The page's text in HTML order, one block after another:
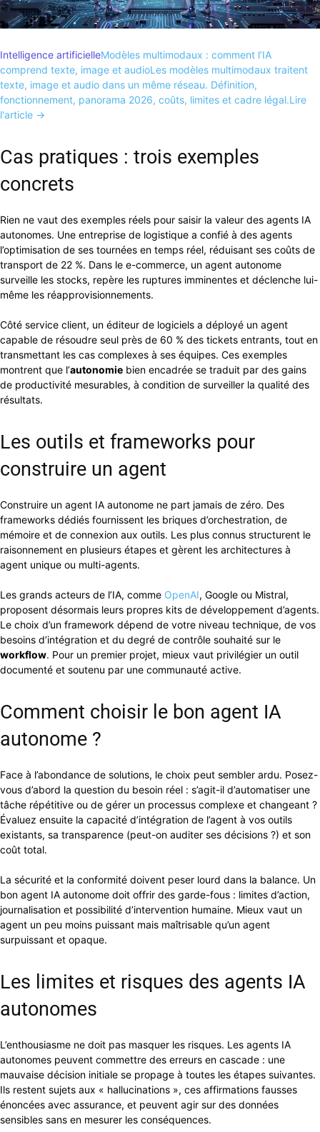
Intelligence artificielleModèles multimodaux : comment l’IA
comprend texte, image et audioLes modèles multimodaux traitent
texte, image et audio dans un même réseau. Définition,
fonctionnement, panorama 2026, coûts, limites et cadre légal.Lire
l'article →
Cas pratiques : trois exemples
concrets
Rien ne vaut des exemples réels pour saisir la valeur des agents IA
autonomes. Une entreprise de logistique a confié à des agents
l’optimisation de ses tournées en temps réel, réduisant ses coûts de
transport de 22 %. Dans le e-commerce, un agent autonome
surveille les stocks, repère les ruptures imminentes et déclenche lui-
même les réapprovisionnements.
Côté service client, un éditeur de logiciels a déployé un agent
capable de résoudre seul près de 60 % des tickets entrants, tout en
transmettant les cas complexes à ses équipes. Ces exemples
montrent que l’autonomie bien encadrée se traduit par des gains
de productivité mesurables, à condition de surveiller la qualité des
résultats.
Les outils et frameworks pour
construire un agent
Construire un agent IA autonome ne part jamais de zéro. Des
frameworks dédiés fournissent les briques d’orchestration, de
mémoire et de connexion aux outils. Les plus connus structurent le
raisonnement en plusieurs étapes et gèrent les architectures à
agent unique ou multi-agents.
Les grands acteurs de l’IA, comme OpenAI, Google ou Mistral,
proposent désormais leurs propres kits de développement d’agents.
Le choix d’un framework dépend de votre niveau technique, de vos
besoins d’intégration et du degré de contrôle souhaité sur le
workflow. Pour un premier projet, mieux vaut privilégier un outil
documenté et soutenu par une communauté active.
Comment choisir le bon agent IA
autonome ?
Face à l’abondance de solutions, le choix peut sembler ardu. Posez-
vous d’abord la question du besoin réel : s’agit-il d’automatiser une
tâche répétitive ou de gérer un processus complexe et changeant ?
Évaluez ensuite la capacité d’intégration de l’agent à vos outils
existants, sa transparence (peut-on auditer ses décisions ?) et son
coût total.
La sécurité et la conformité doivent peser lourd dans la balance. Un
bon agent IA autonome doit offrir des garde-fous : limites d’action,
journalisation et possibilité d’intervention humaine. Mieux vaut un
agent un peu moins puissant mais maîtrisable qu’un agent
surpuissant et opaque.
Les limites et risques des agents IA
autonomes
L’enthousiasme ne doit pas masquer les risques. Les agents IA
autonomes peuvent commettre des erreurs en cascade : une
mauvaise décision initiale se propage à toutes les étapes suivantes.
Ils restent sujets aux « hallucinations », ces affirmations fausses
énoncées avec assurance, et peuvent agir sur des données
sensibles sans en mesurer les conséquences.